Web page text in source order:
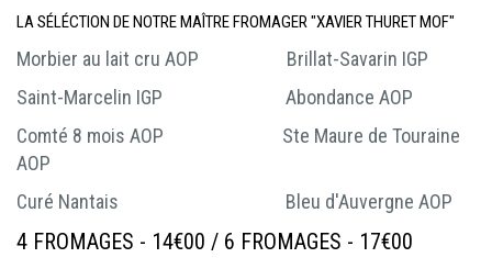
LA SÉLÉCTION DE NOTRE MAÎTRE FROMAGER "XAVIER THURET MOF"
Morbier au lait cru AOP Brillat-Savarin IGP
Saint-Marcelin IGP Abondance AOP
Comté 8 mois AOP Ste Maure de Touraine
AOP
Curé Nantais Bleu d'Auvergne AOP
4 FROMAGES - 14€00 / 6 FROMAGES - 17€00